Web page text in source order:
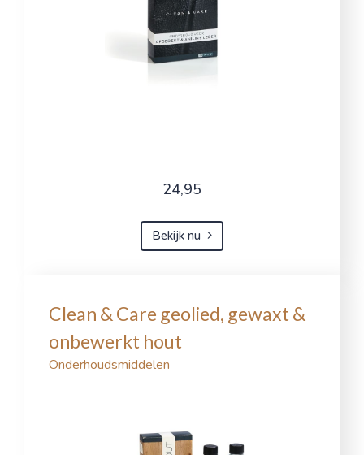
24,95
Bekijk nu
Clean & Care geolied, gewaxt &
onbewerkt hout
Onderhoudsmiddelen